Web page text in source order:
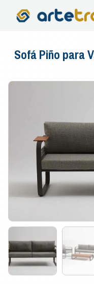
Sofá Piño para